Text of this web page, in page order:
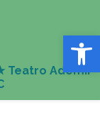
Abrir